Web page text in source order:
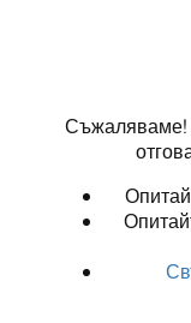
Съжаляваме!